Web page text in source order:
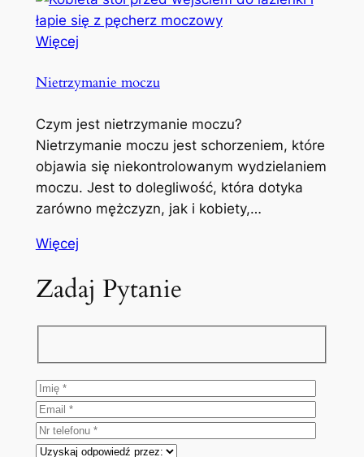
Więcej
Nietrzymanie moczu
Czym jest nietrzymanie moczu?
Nietrzymanie moczu jest schorzeniem, które
objawia się niekontrolowanym wydzielaniem
moczu. Jest to dolegliwość, która dotyka
zarówno mężczyzn, jak i kobiety,…
Więcej
Zadaj Pytanie